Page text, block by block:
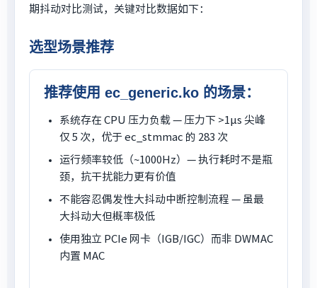
期抖动对比测试，关键对比数据如下：
选型场景推荐
推荐使用 ec_generic.ko 的场景：
系统存在 CPU 压力负载 — 压力下 >1μs 尖峰
仅 5 次，优于 ec_stmmac 的 283 次
运行频率较低（~1000Hz）— 执行耗时不是瓶
颈，抗干扰能力更有价值
不能容忍偶发性大抖动中断控制流程 — 虽最
大抖动大但概率极低
使用独立 PCIe 网卡（IGB/IGC）而非 DWMAC
内置 MAC